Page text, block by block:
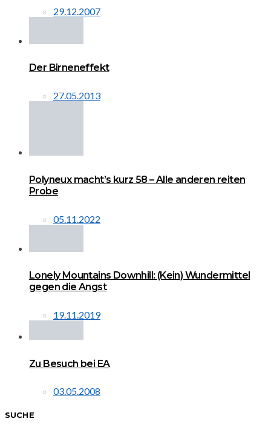
29.12.2007
Der Birneneffekt
27.05.2013
Polyneux macht’s kurz 58 – Alle anderen reiten
Probe
05.11.2022
Lonely Mountains Downhill: (Kein) Wundermittel
gegen die Angst
19.11.2019
Zu Besuch bei EA
03.05.2008
SUCHE